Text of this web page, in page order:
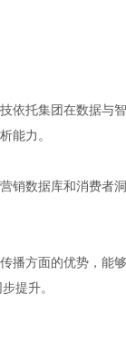
依托集团在数据与
能力。
销数据库和消费者
播方面的优势，能
提升。